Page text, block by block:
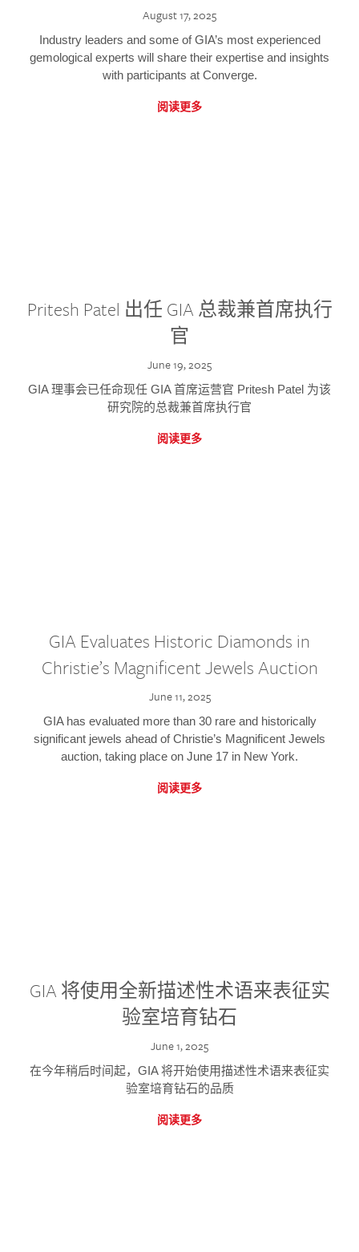
August 17, 2025
Industry leaders and some of GIA’s most experienced
gemological experts will share their expertise and insights
with participants at Converge.
阅读更多
Pritesh Patel 出任 GIA 总裁兼首席执行
官
June 19, 2025
GIA 理事会已任命现任 GIA 首席运营官 Pritesh Patel 为该
研究院的总裁兼首席执行官
阅读更多
GIA Evaluates Historic Diamonds in
Christie’s Magnificent Jewels Auction
June 11, 2025
GIA has evaluated more than 30 rare and historically
significant jewels ahead of Christie’s Magnificent Jewels
auction, taking place on June 17 in New York.
阅读更多
GIA 将使用全新描述性术语来表征实
验室培育钻石
June 1, 2025
在今年稍后时间起，GIA 将开始使用描述性术语来表征实
验室培育钻石的品质
阅读更多